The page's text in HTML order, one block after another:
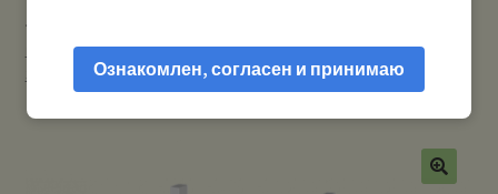
Мой аккаунт
интернета
Роутеры Wi-Fi и модемы мобильного интернета
Wi-Fi роутер Keenetic 4G
Ознакомлен, согласен и принимаю